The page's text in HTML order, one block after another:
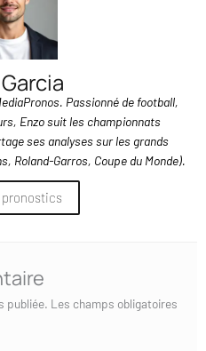
Passionné de football,
Enzo suit les championnats
ses analyses sur les grands
Roland-Garros, Coupe du Monde).
publiée. Les champs obligatoires